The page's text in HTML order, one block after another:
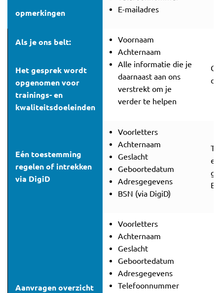
opmerkingen
E-mailadres
Als je ons belt:
Het gesprek wordt
opgenomen voor
trainings- en
kwaliteitsdoeleinden
Voornaam
Achternaam
Alle informatie die je
daarnaast aan ons
verstrekt om je
verder te helpen
Eén toestemming
regelen of intrekken
via DigiD
Voorletters
Achternaam
Geslacht
Geboortedatum
Adresgegevens
BSN (via DigiD)
Aanvragen overzicht
Voorletters
Achternaam
Geslacht
Geboortedatum
Adresgegevens
Telefoonnummer